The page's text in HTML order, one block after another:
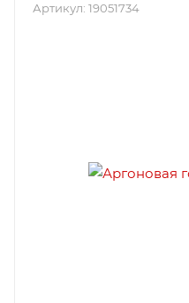
Артикул: 19051734